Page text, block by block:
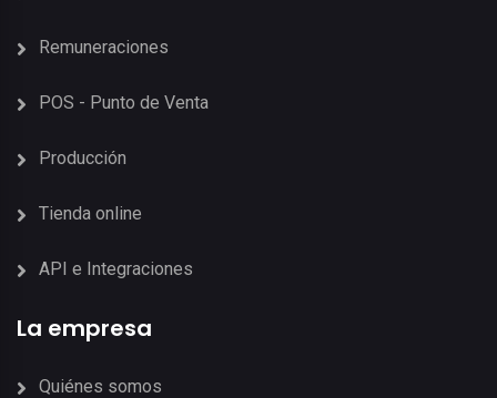
Remuneraciones
POS - Punto de Venta
Producción
Tienda online
API e Integraciones
La empresa
Quiénes somos